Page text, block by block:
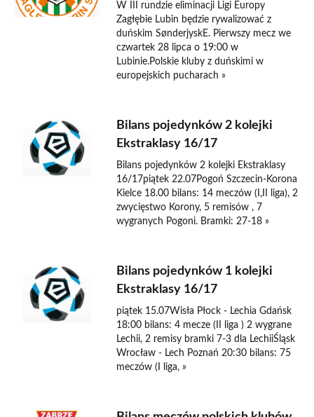
W III rundzie eliminacji Ligi Europy
Zagłębie Lubin będzie rywalizować z
duńskim SønderjyskE. Pierwszy mecz we
czwartek 28 lipca o 19:00 w
Lubinie.Polskie kluby z duńskimi w
europejskich pucharach »
Bilans pojedynków 2 kolejki
Ekstraklasy 16/17
Bilans pojedynków 2 kolejki Ekstraklasy
16/17piątek 22.07Pogoń Szczecin-Korona
Kielce 18.00 bilans: 14 meczów (I,II liga), 2
zwycięstwo Korony, 5 remisów , 7
wygranych Pogoni. Bramki: 27-18 »
Bilans pojedynków 1 kolejki
Ekstraklasy 16/17
piątek 15.07Wisła Płock - Lechia Gdańsk
18:00 bilans: 4 mecze (II liga ) 2 wygrane
Lechii, 2 remisy bramki 7-3 dla LechiiŚląsk
Wrocław - Lech Poznań 20:30 bilans: 75
meczów (I liga, »